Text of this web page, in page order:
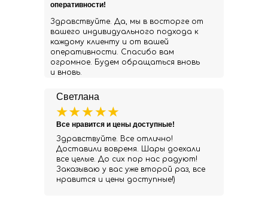
Здравствуйте. Да, мы в восторге от
вашего индивидуального подхода к
каждому клиенту и от вашей
оперативности. Спасибо вам
огромное. Будем обращаться вновь
и вновь.
оперативности!
Светлана
Здравствуйте. Все отлично!
Доставили вовремя. Шары доехали
все целые. До сих пор нас радуют!
Заказываю у вас уже второй раз, все
нравится и цены доступные!)
Все нравится и цены доступные!